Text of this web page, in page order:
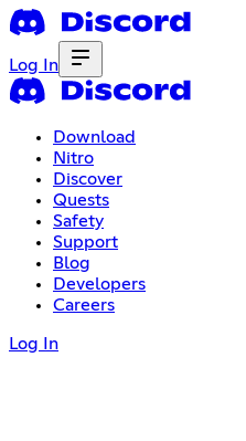
Log In
Download
Nitro
Discover
Quests
Safety
Support
Blog
Developers
Careers
Log In